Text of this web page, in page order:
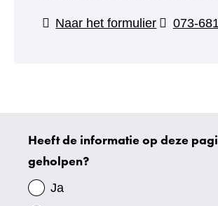
Naar het formulier(verwijst
073-
Uw
gegevens
Heeft de informatie op deze
geholpen?
Ja